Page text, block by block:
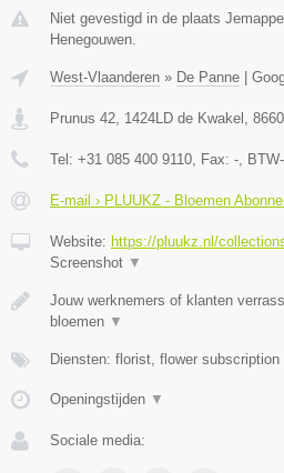
Niet gevestigd in de plaats
Henegouwen.
West-Vlaanderen » De Panne
Prunus 42, 1424LD de Kwakel , 8660
Tel: +31 085 400 9110, Fax: -,
E-mail › PLUUKZ - Bloemen
Website: https://pluukz.nl/
Screenshot ▼
Jouw werknemers of klanten
bloemen ▼
Diensten: florist, flower subscription
Openingstijden ▼
Sociale media: